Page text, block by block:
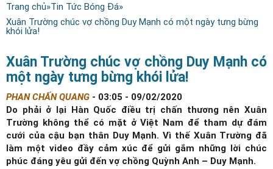
Trang chủ»Tin Tức Bóng Đá»
Xuân Trường chúc vợ chồng Duy Mạnh có một ngày tưng bừng
khói lửa!
Xuân Trường chúc vợ chồng Duy Mạnh có
một ngày tưng bừng khói lửa!
PHAN CHẤN QUANG - 03:05 - 09/02/2020
Do phải ở lại Hàn Quốc điều trị chấn thương nên Xuân
Trường không thể có mặt ở Việt Nam để tham dự đám
cưới của cậu bạn thân Duy Mạnh. Vì thế Xuân Trường đã
làm một video đầy cảm xúc để gửi gắm những lời chúc
phúc đáng yêu gửi đến vợ chồng Quỳnh Anh – Duy Mạnh.